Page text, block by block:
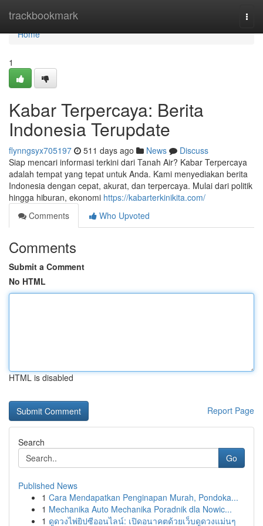
trackbookmark
Home
Home
1
Kabar Terpercaya: Berita
Indonesia Terupdate
flynngsyx705197 511 days ago News
Discuss
Siap mencari informasi terkini dari Tanah Air? Kabar Terpercaya
adalah tempat yang tepat untuk Anda. Kami menyediakan berita
Indonesia dengan cepat, akurat, dan terpercaya. Mulai dari politik
hingga hiburan, ekonomi https://kabarterkinikita.com/
Comments
Who Upvoted
Comments
Submit a Comment
No HTML
HTML is disabled
Report Page
Search
Go
Published News
1 Cara Mendapatkan Penginapan Murah, Pondoka...
1 Mechanika Auto Mechanika Poradnik dla Nowic...
1 ดูดวงไพ่ยิปซีออนไลน์: เปิดอนาคตด้วยเว็บดูดวงแม่นๆ